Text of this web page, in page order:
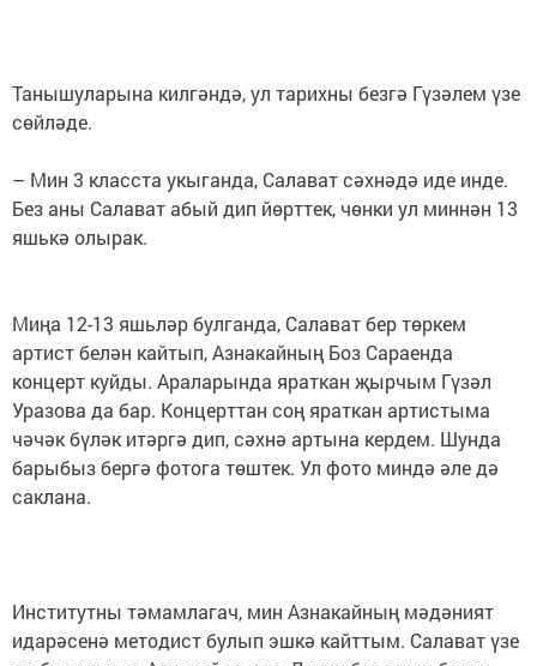
Танышуларына килгәндә, ул тарихны безгә Гүзәлем үзе
сөйләде.
– Мин 3 класста укыганда, Салават сәхнәдә иде инде.
Без аны Салават абый дип йөрттек, чөнки ул миннән 13
яшькә олырак.
Миңа 12-13 яшьләр булганда, Салават бер төркем
артист белән кайтып, Азнакайның Боз Сараенда
концерт куйды. Араларында яраткан җырчым Гүзәл
Уразова да бар. Концерттан соң яраткан артистыма
чәчәк бүләк итәргә дип, сәхнә артына кердем. Шунда
барыбыз бергә фотога төштек. Ул фото миндә әле дә
саклана.
Институтны тәмамлагач, мин Азнакайның мәдәният
идарәсенә методист булып эшкә кайттым. Салават үзе